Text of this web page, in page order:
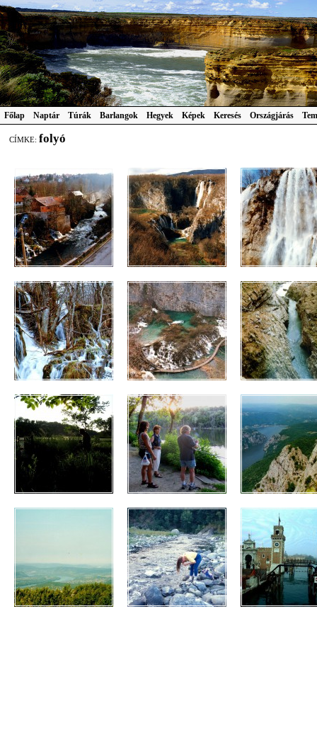
Főlap Naptár Túrák Barlangok Hegyek Képek Keresés Országjárás
CÍMKE: folyó